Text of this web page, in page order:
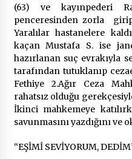
(63) ve kayınpederi
penceresinden zorla
Yaralılar hastanelere
kaçan Mustafa S. ise
hazırlanan suç evrakıyla
tarafından tutuklanıp
Fethiye 2.Ağır Ceza
rahatsız olduğu
İkinci mahkemeye
savunmasını yazdığını
“EŞİMİ SEVİYORUM,